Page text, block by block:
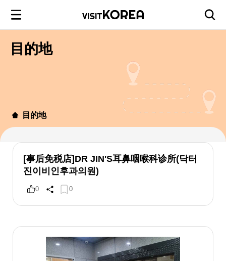
目的地
目的地
[事后免税店]DR JIN'S耳鼻咽喉科诊所(닥터
진이비인후과의원)
0 0